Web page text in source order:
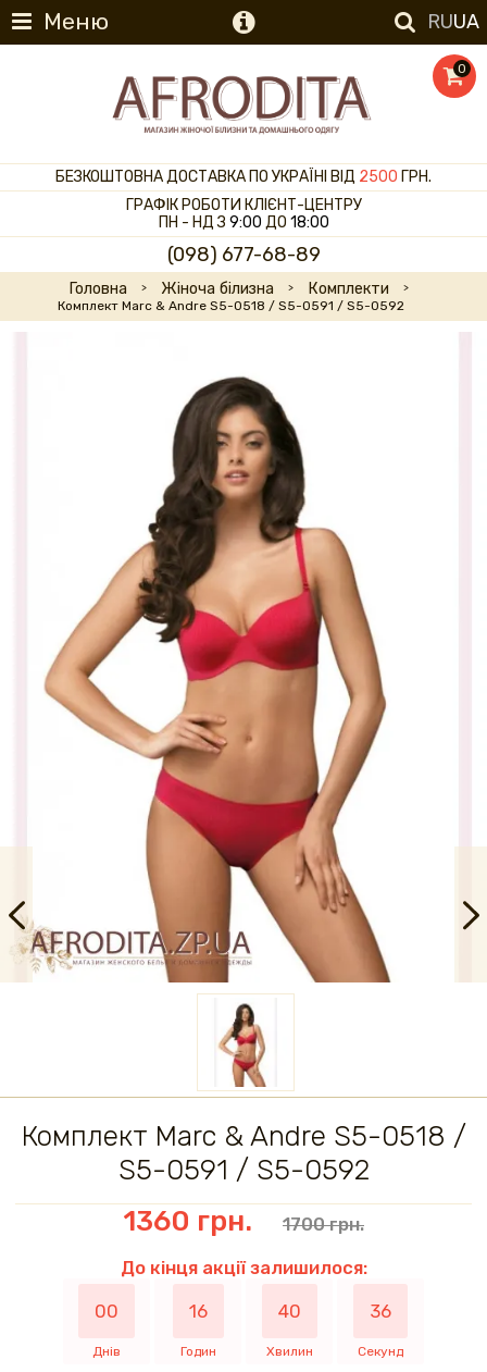
Меню RUUA
0
БЕЗКОШТОВНА ДОСТАВКА ПО УКРАЇНІ ВІД 2500 ГРН.
ГРАФІК РОБОТИ КЛІЄНТ-ЦЕНТРУ
ПН - НД З 9:00 ДО 18:00
(098) 677-68-89
Головна Жіноча білизна Комплекти
Комплект Marc & Andre S5-0518 / S5-0591 / S5-0592
Комплект Marc & Andre S5-0518 /
S5-0591 / S5-0592
1360 грн.
1700 грн.
До кінця акції залишилося:
00
Днів
16
Годин
40
Хвилин
36
Секунд